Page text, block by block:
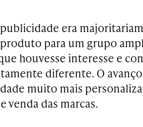
era
para um grupo
houvesse interesse e
diferente. O
muito mais
venda das marcas.